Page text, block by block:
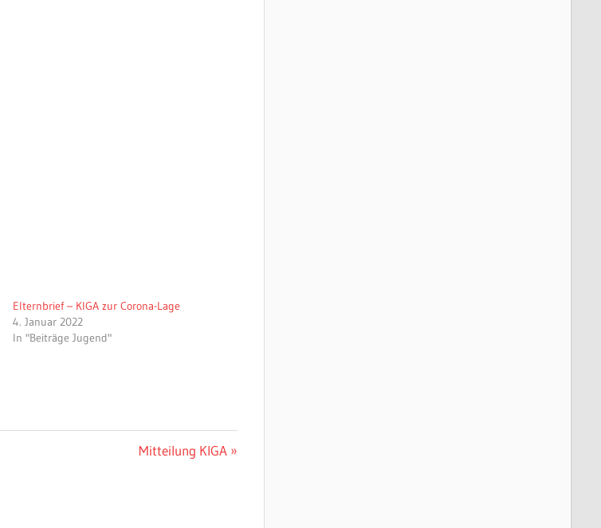
Elternbrief – KIGA zur Corona-Lage
4. Januar 2022
In "Beiträge Jugend"
Nächster
Mitteilung KIGA